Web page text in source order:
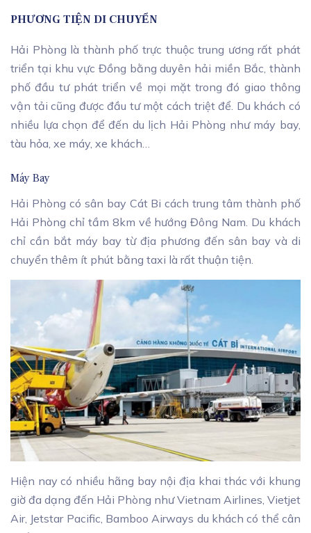
PHƯƠNG TIỆN DI CHUYỂN
Hải Phòng là thành phố trực thuộc trung ương rất phát
triển tại khu vực Đồng bằng duyên hải miền Bắc, thành
phố đầu tư phát triển về mọi mặt trong đó giao thông
vận tải cũng được đầu tư một cách triệt để. Du khách có
nhiều lựa chọn để đến du lịch Hải Phòng như máy bay,
tàu hỏa, xe máy, xe khách…
Máy Bay
Hải Phòng có sân bay Cát Bi cách trung tâm thành phố
Hải Phòng chỉ tầm 8km về hướng Đông Nam. Du khách
chỉ cần bắt máy bay từ địa phương đến sân bay và di
chuyển thêm ít phút bằng taxi là rất thuận tiện.
Hiện nay có nhiều hãng bay nội địa khai thác với khung
giờ đa dạng đến Hải Phòng như Vietnam Airlines, Vietjet
Air, Jetstar Pacific, Bamboo Airways du khách có thể cân